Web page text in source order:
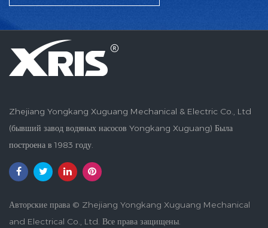
Zhejiang Yongkang Xuguang Mechanical & Electric Co., Ltd
(бывший завод водяных насосов Yongkang Xuguang) Была
построена в 1983 году.
Авторские права © Zhejiang Yongkang Xuguang Mechanical
and Electrical Co., Ltd. Все права защищены.